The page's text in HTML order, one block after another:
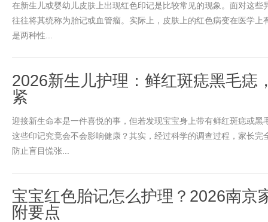
在新生儿或婴幼儿皮肤上出现红色印记是比较常见的现象。面对这些
往往将其统称为胎记或血管瘤。实际上，皮肤上的红色病变在医学上
是两种性...
2026新生儿护理：鲜红斑痣黑毛痣
紧
迎接新生命本是一件喜悦的事，但若发现宝宝身上带有鲜红斑痣或黑
这些印记究竟会不会影响健康？其实，经过科学的调查过程，家长完
防止盲目慌张...
宝宝红色胎记怎么护理？2026南京
附要点